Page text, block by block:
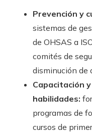
Prevención y
sistemas de
de OHSAS a
comités de
disminución de
Capacitación
habilidades:
programas de
cursos de